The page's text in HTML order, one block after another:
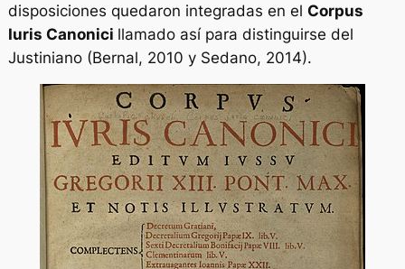
disposiciones quedaron integradas en el Corpus
Iuris Canonici llamado así para distinguirse del
Justiniano (Bernal, 2010 y Sedano, 2014).